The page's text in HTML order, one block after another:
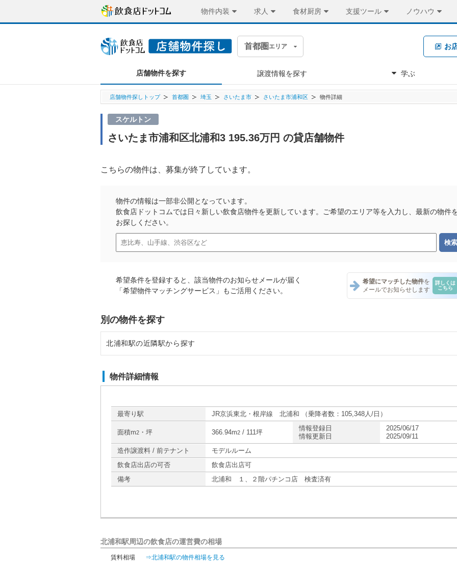
物件内装 求人 食材厨房 支援ツール ノウハウ
首都圏 エリア お
店舗物件を探す 譲渡情報を探す 学ぶ
店舗物件探しトップ 首都圏 埼玉 さいたま市 さいたま市浦和区 物件詳細
スケルトン
さいたま市浦和区北浦和3 195.36万円 の貸店舗物件
こちらの物件は、募集が終了しています。
物件の情報は一部非公開となっています。
飲食店ドットコムでは日々新しい飲食店物件を更新しています。ご希望のエリア等を入力し、最新の物件
お探しください。
希望条件を登録すると、該当物件のお知らせメールが届く
「希望物件マッチングサービス」もご活用ください。
希望にマッチした物件を
メールでお知らせします
詳しくは
こちら
別の物件を探す
北浦和駅の近隣駅から探す
南浦和駅の店舗物件・貸店舗・テナント一覧
さいたま新都心駅の店舗物件・貸店舗・テナント一覧
物件詳細情報
最寄り駅 JR京浜東北・根岸線 北浦和 （乗降者数：105,348人/日）
面積m2 ・坪 366.94m2 / 111坪
情報登録日
情報更新日
2025/06/17
2025/09/11
造作譲渡料 / 前テナント
モデルルーム
飲食店出店の可否
飲食店出店可
備考
北浦和 １、２階パチンコ店 検査済有
北浦和駅周辺の飲食店の運営費の相場
賃料相場
⇒北浦和駅の物件相場を見る